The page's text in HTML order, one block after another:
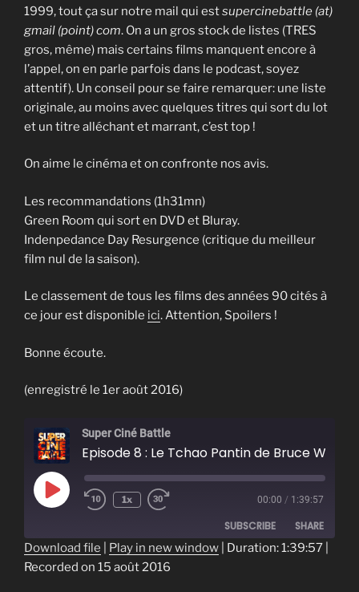
1999, tout ça sur notre mail qui estsupercinebattle (at)
gmail (point) com. On a un gros stock de listes (TRES
gros, même) mais certains films manquent encore à
l’appel, on en parle parfois dans le podcast, soyez
attentif). Un conseil pour se faire remarquer: une liste
originale, au moins avec quelques titres qui sort du lot
et un titre alléchant et marrant, c’est top !
On aime le cinéma et on confronte nos avis.
Les recommandations (1h31mn)
Green Room qui sort en DVD et Bluray.
Indenpedance Day Resurgence (critique du meilleur
film nul de la saison).
Le classement de tous les films des années 90 cités à
ce jour est disponible ici. Attention, Spoilers !
Bonne écoute.
(enregistré le 1er août 2016)
Super Ciné Battle
Episode 8 : Le Tchao Pantin de Bruce Willis
Play
Episode
1x 00:00 / 1:39:57
SUBSCRIBE SHARE
SHARE
Download file Play in new window Duration: 1:39:57
Recorded on 15 août 2016